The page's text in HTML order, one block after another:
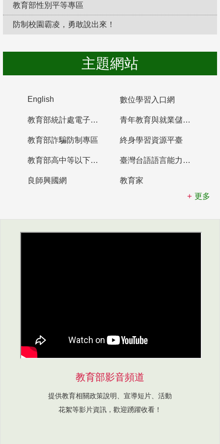
教育部性別平等專區
防制校園霸凌，勇敢說出來！
主題網站
English 數位學習入口網
教育部統計處電子書櫃 青年教育與就業儲蓄帳戶
教育部詐騙防制專區 終身學習資源平臺
教育部高中等以下學校及幼兒園教師資格檢定考試 臺灣台語語言能力認證網站
良師興國網
教育家
更多
教育部影音頻道
提供教育相關政策說明、宣導短片、活動
花絮等影片資訊，歡迎踴躍收看！